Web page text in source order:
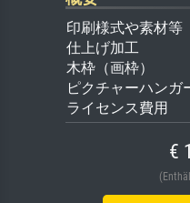
印刷様式や素材等
仕上げ加工
木枠（画枠）
ピクチャーハンガ
ライセンス費用
€